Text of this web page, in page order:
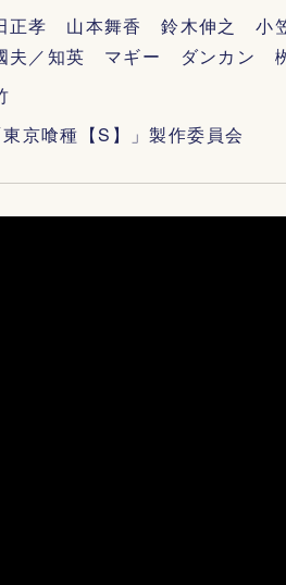
正孝 山本舞香 鈴木伸之
夫／知英 マギー ダンカン
京喰種【S】」製作委員会